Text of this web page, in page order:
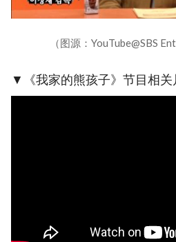
（图源：YouTube@SBS
▼《我家的熊孩子》节目相关